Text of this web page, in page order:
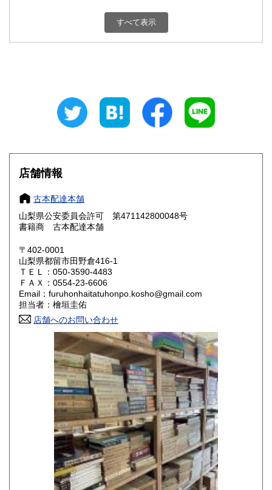
800円 富山県
800円 三重県
大阪府
奈良県
鳥取県 800円 島根県
岡山県
山口県 800円
香川県 800円 愛媛県
高知県 800円
800円 長崎県
800円 大分県
800円 鹿児島県
1,500円
すべて表示
店舗情報
古本配達本舗
山梨県公安委員会許可 第471142800048号
書籍商 古本配達本舗
〒402-0001
山梨県都留市田野倉416-1
ＴＥＬ：050-3590-4483
ＦＡＸ：0554-23-6606
Email：furuhonhaitatuhonpo.kosho@gmail.com
担当者：檜垣圭佑
店舗へのお問い合わせ